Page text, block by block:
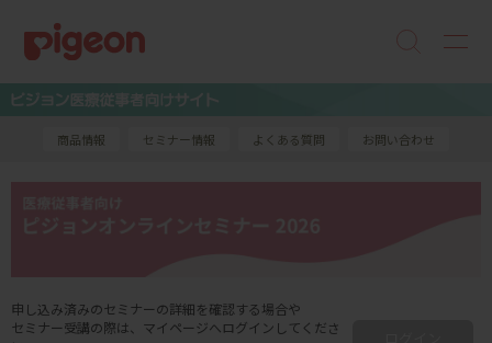
商品情報 セミナー情報 よくある質問 お問い合わせ
申し込み済みのセミナーの詳細を確認する場合や
セミナー受講の際は、マイページへログインしてくださ